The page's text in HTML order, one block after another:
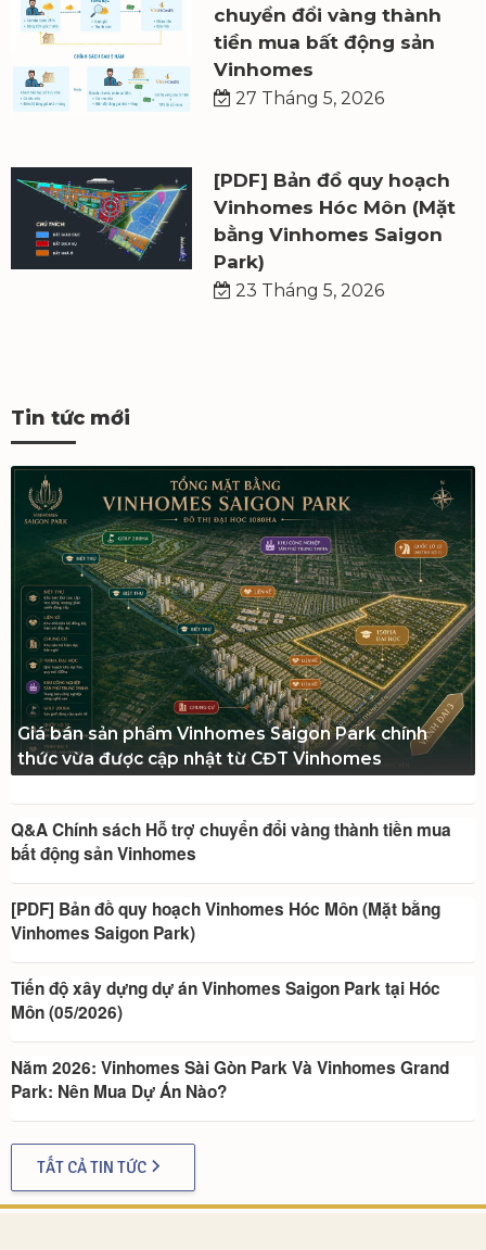
chuyển đổi vàng thành
tiền mua bất động sản
Vinhomes
27 Tháng 5, 2026
[PDF] Bản đồ quy hoạch
Vinhomes Hóc Môn (Mặt
bằng Vinhomes Saigon
Park)
23 Tháng 5, 2026
Tin tức mới
Giá bán sản phẩm Vinhomes Saigon Park chính
thức vừa được cập nhật từ CĐT Vinhomes
Q&A Chính sách Hỗ trợ chuyển đổi vàng thành tiền mua
bất động sản Vinhomes
[PDF] Bản đồ quy hoạch Vinhomes Hóc Môn (Mặt bằng
Vinhomes Saigon Park)
Tiến độ xây dựng dự án Vinhomes Saigon Park tại Hóc
Môn (05/2026)
Năm 2026: Vinhomes Sài Gòn Park Và Vinhomes Grand
Park: Nên Mua Dự Án Nào?
TẤT CẢ TIN TỨC